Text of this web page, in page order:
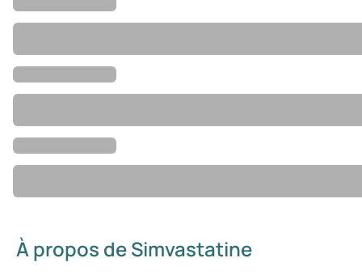
À propos de Simvastatine